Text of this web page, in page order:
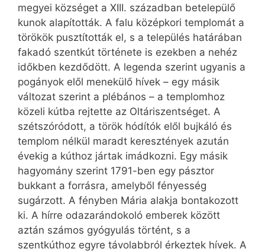
megyei községet a XIII. században betelepülő
kunok alapították. A falu középkori templomát a
törökök pusztították el, s a település határában
fakadó szentkút története is ezekben a nehéz
időkben kezdődött. A legenda szerint ugyanis a
pogányok elől menekülő hívek – egy másik
változat szerint a plébános – a templomhoz
közeli kútba rejtette az Oltáriszentséget. A
szétszóródott, a török hódítók elől bujkáló és
templom nélkül maradt keresztények azután
évekig a kúthoz jártak imádkozni. Egy másik
hagyomány szerint 1791-ben egy pásztor
bukkant a forrásra, amelyből fényesség
sugárzott. A fényben Mária alakja bontakozott
ki. A hírre odazarándokoló emberek között
aztán számos gyógyulás történt, s a
szentkúthoz egyre távolabbról érkeztek hívek. A